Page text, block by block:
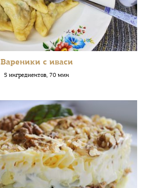
Вареники с иваси
5 ингредиентов, 70 мин